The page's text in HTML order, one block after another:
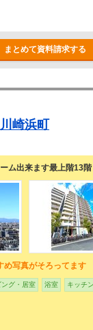
まとめて資料請求する
崎浜町
ーム出来ます最上階
め写真がそろってます
ング・居室 浴室 キッチン